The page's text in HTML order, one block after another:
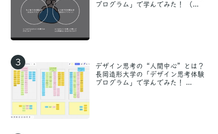
プログラム」で学んでみた！ （...
3
デザイン思考の“人間中心”とは？
長岡造形大学の「デザイン思考体験
プログラム」で学んでみた！ ...